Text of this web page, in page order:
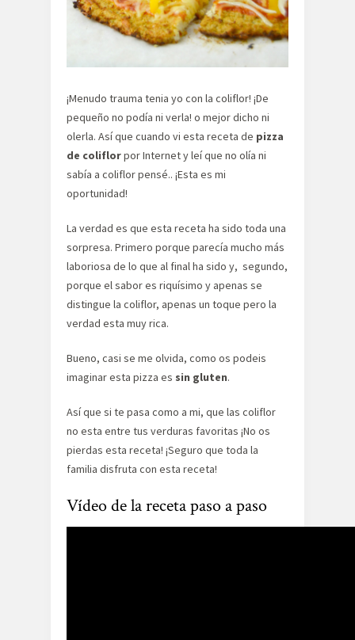
¡Menudo trauma tenia yo con la coliflor! ¡De
pequeño no podía ni verla! o mejor dicho ni
olerla. Así que cuando vi esta receta de pizza
de coliflorpor Internet y leí que no olía ni
sabía a coliflor pensé.. ¡Esta es mi
oportunidad!
La verdad es que esta receta ha sido toda una
sorpresa. Primero porque parecía mucho más
laboriosa de lo que al final ha sido y, segundo,
porque el sabor es riquísimo y apenas se
distingue la coliflor, apenas un toque pero la
verdad esta muy rica.
Bueno, casi se me olvida, como os podeis
imaginar esta pizza es sin gluten.
Así que si te pasa como a mi, que las coliflor
no esta entre tus verduras favoritas ¡No os
pierdas esta receta! ¡Seguro que toda la
familia disfruta con esta receta!
Vídeo de la receta paso a paso